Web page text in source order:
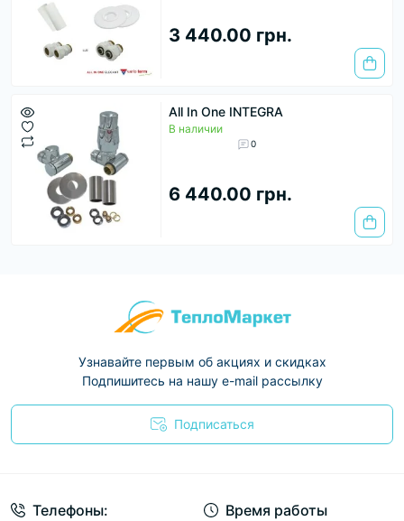
3 440.00 грн.
All In One INTEGRA
В наличии
0
6 440.00 грн.
Узнавайте первым об акциях и скидках
Подпишитесь на нашу e-mail рассылку
Подписаться
Телефоны: Время работы